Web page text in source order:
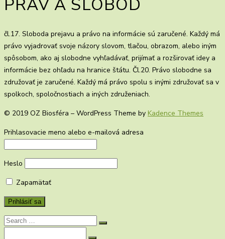
PRÁV A SLOBÔD
čl.17. Sloboda prejavu a právo na informácie sú zaručené. Každý má
právo vyjadrovať svoje názory slovom, tlačou, obrazom, alebo iným
spôsobom, ako aj slobodne vyhľadávať, prijímať a rozširovať idey a
informácie bez ohľadu na hranice štátu. Čl.20. Právo slobodne sa
združovať je zaručené. Každý má právo spolu s inými združovať sa v
spolkoch, spoločnostiach a iných združeniach.
© 2019 OZ Biosféra – WordPress Theme by Kadence Themes
Prihlasovacie meno alebo e-mailová adresa
Heslo
Zapamätať
Search